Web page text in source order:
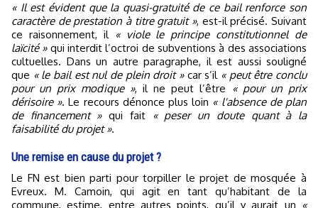
« Il est évident que la quasi-gratuité de ce bail renforce son
caractère de prestation à titre gratuit », est-il précisé. Suivant
ce raisonnement, il « viole le principe constitutionnel de
laïcité »qui interdit l’octroi de subventions à des associations
cultuelles. Dans un autre paragraphe, il est aussi souligné
que « le bail est nul de plein droit »car s’il « peut être conclu
pour un prix modique », il ne peut l’être
« pour un prix
dérisoire ». Le recours dénonce plus loin « l'absence de plan
de financement »qui fait
« peser un doute quant à la
faisabilité du projet ».
Une remise en cause du projet ?
Le FN est bien parti pour torpiller le projet de mosquée à
Evreux. M. Camoin, qui agit en tant qu’habitant de la
commune, estime, entre autres points, qu’il y aurait un «